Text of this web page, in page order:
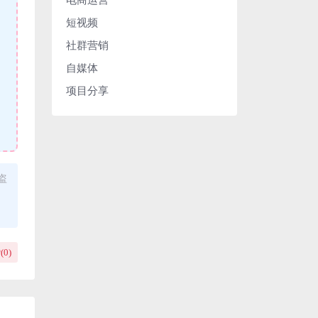
0)
短视频
社群营销
自媒体
项目分享